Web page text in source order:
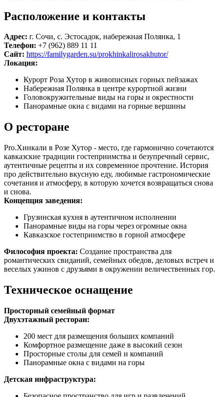
Расположение и контакты
Адрес: г. Сочи, с. Эстосадок, набережная Полянка, 1
Телефон: +7 (962) 889 11 11
Сайт: https://familygarden.su/prokhinkalirosakhutor/
Локация:
Курорт Роза Хутор в живописных горных пейзажах
Набережная Полянка в центре курортной жизни
Головокружительные виды на горы и окрестности
Панорамные окна с видами на горные вершины
О ресторане
Pro.Хинкали в Розе Хутор - место, где гармонично сочетаются
кавказские традиции гостеприимства и безупречный сервис,
аутентичные рецепты и их современное прочтение. История
про действительно вкусную еду, любимые гастрономические
сочетания и атмосферу, в которую хочется возвращаться снова
и снова.
Концепция заведения:
Грузинская кухня в аутентичном исполнении
Панорамные виды на горы через огромные окна
Кавказское гостеприимство в горной атмосфере
Философия проекта: Создание пространства для
романтических свиданий, семейных обедов, деловых встреч и
веселых ужинов с друзьями в окружении величественных гор.
Техническое оснащение
Просторный семейный формат
Двухэтажный ресторан:
200 мест для размещения больших компаний
Комфортное размещение даже в высокий сезон
Просторные столы для семей и компаний
Панорамные окна с видами на горы
Детская инфраструктура: